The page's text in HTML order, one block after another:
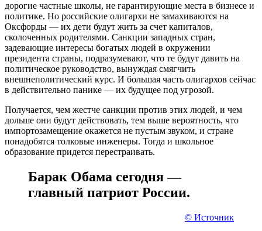
дорогие частные школы, не гарантирующие места в бизнесе и
политике. Но российские олигархи не замахиваются на
Оксфорды — их дети будут жить за счет капиталов,
сколоченных родителями. Санкции западных стран,
задевающие интересы богатых людей в окружении
президента страны, подразумевают, что те будут давить на
политическое руководство, вынуждая смягчить
внешнеполитический курс. И большая часть олигархов сейчас
в действительно панике — их будущее под угрозой.
Получается, чем жестче санкции против этих людей, и чем
дольше они будут действовать, тем выше вероятность, что
импортозамещение окажется не пустым звуком, и стране
понадобятся толковые инженеры. Тогда и школьное
образование придется перестраивать.
Барак Обама сегодня —
главный патриот России.
© Источник